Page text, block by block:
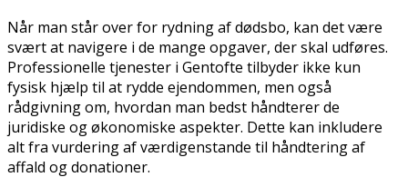
Når man står over for rydning af dødsbo, kan det være
svært at navigere i de mange opgaver, der skal udføres.
Professionelle tjenester i Gentofte tilbyder ikke kun
fysisk hjælp til at rydde ejendommen, men også
rådgivning om, hvordan man bedst håndterer de
juridiske og økonomiske aspekter. Dette kan inkludere
alt fra vurdering af værdigenstande til håndtering af
affald og donationer.